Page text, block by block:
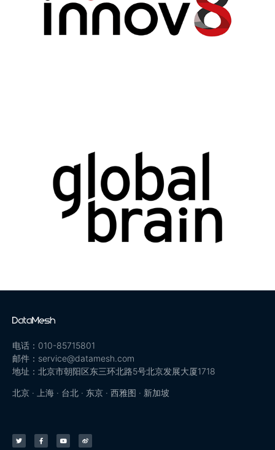
电话：010-85715801
邮件：service@datamesh.com
地址：北京市朝阳区东三环北路5号北京发展大厦1718
北京 · 上海 · 台北 · 东京 · 西雅图 · 新加坡